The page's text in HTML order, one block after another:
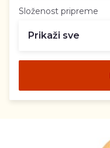
Složenost pripreme